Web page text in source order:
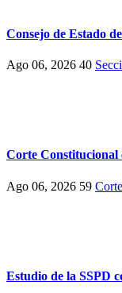
Consejo de Estado
Ago 06, 2026 40
Corte
Ago 06, 2026 59
Estudio de la SSPD